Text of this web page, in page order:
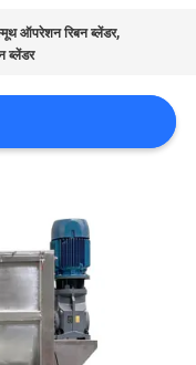
ऑपरेशन रिबन ब्लेंडर,
ब्लेंडर